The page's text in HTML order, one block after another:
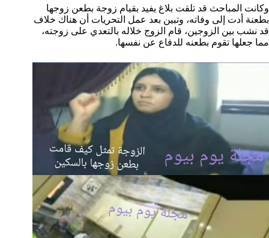
وكانت المباحث قد تلقت بلاغ يفيد بقيام زوجة بطعن زوجها
بطعنة أدت إلى وفاته، وتبين بعد عمل التحريات أن هناك خلاف
قد نشب بين الزوجين، قام الزوج خلاله بالتعدي على زوجته،
مما جعلها تقوم بطعنه للدفاع عن نفسها.